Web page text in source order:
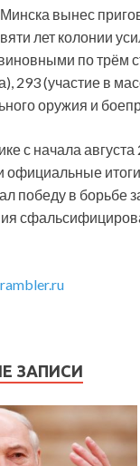
вынес
лет колонии
по трём
293 (участие в
оружия и
с начала
официальные
победу в борьбе
rambler.ru
ЗАПИСИ